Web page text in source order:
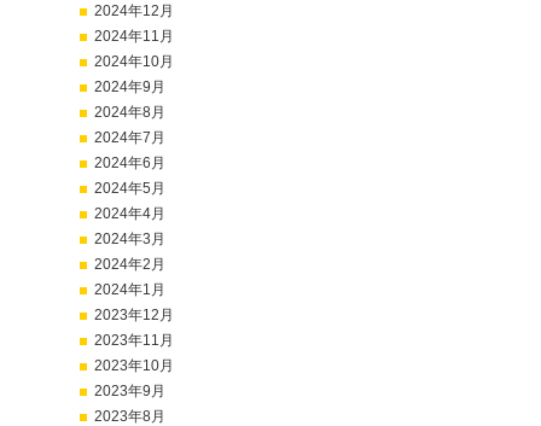
2024年12月
2024年11月
2024年10月
2024年9月
2024年8月
2024年7月
2024年6月
2024年5月
2024年4月
2024年3月
2024年2月
2024年1月
2023年12月
2023年11月
2023年10月
2023年9月
2023年8月